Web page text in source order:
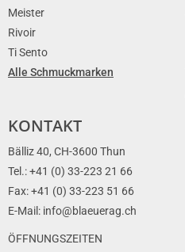
Meister
Rivoir
Ti Sento
Alle Schmuckmarken
KONTAKT
Bälliz 40, CH-3600 Thun
Tel.: +41 (0) 33-223 21 66
Fax: +41 (0) 33-223 51 66
E-Mail: info@blaeuerag.ch
ÖFFNUNGSZEITEN